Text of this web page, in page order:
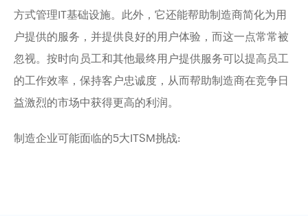
方式管理IT基础设施。此外，它还能帮助制造商简化为用
户提供的服务，并提供良好的用户体验，而这一点常常被
忽视。按时向员工和其他最终用户提供服务可以提高员工
的工作效率，保持客户忠诚度，从而帮助制造商在竞争日
益激烈的市场中获得更高的利润。
制造企业可能面临的5大ITSM挑战: